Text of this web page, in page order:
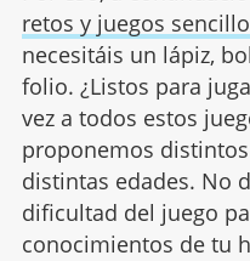
retos y juegos
necesitáis un lápiz,
folio. ¿Listos para
vez a todos estos
proponemos
distintas edades. No
dificultad del juego
conocimientos de tu